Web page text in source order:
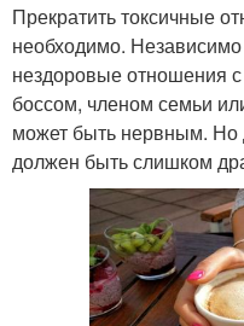
Прекратить токсичные
необходимо.
нездоровые отношения
боссом, членом семьи
может быть нервным. Но
должен быть слишком